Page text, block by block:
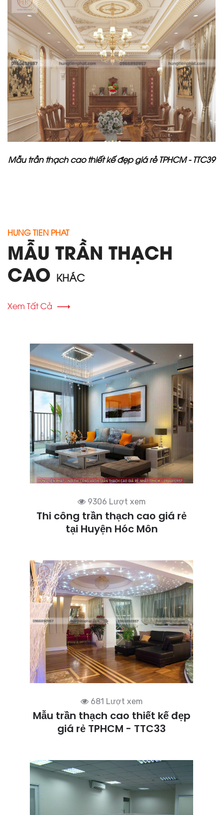
Mẫu trần thạch cao thiết kế đẹp giá rẻ TPHCM - TTC39
HUNG TIEN PHAT
MẪU TRẦN THẠCH
CAO KHÁC
Xem Tất Cả
9306 Lượt xem
Thi công trần thạch cao giá rẻ
tại Huyện Hóc Môn
681 Lượt xem
Mẫu trần thạch cao thiết kế đẹp
giá rẻ TPHCM - TTC33